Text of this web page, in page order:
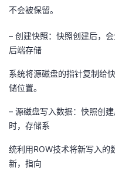
不会被保留。
– 创建快照：快照创建后，
后端存储
系统将源磁盘的指针复制给
储位置。
– 源磁盘写入数据：快照创
时，存储系
统利用ROW技术将新写入的
新，指向